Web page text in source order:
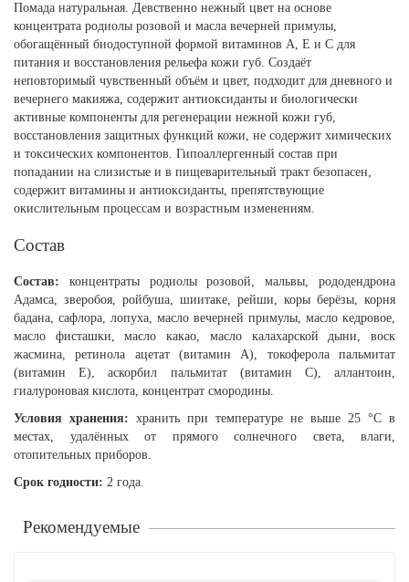
Помада натуральная. Девственно нежный цвет на основе
концентрата родиолы розовой и масла вечерней примулы,
обогащённый биодоступной формой витаминов А, Е и С для
питания и восстановления рельефа кожи губ. Создаёт
неповторимый чувственный объём и цвет, подходит для дневного и
вечернего макияжа, содержит антиоксиданты и биологически
активные компоненты для регенерации нежной кожи губ,
восстановления защитных функций кожи, не содержит химических
и токсических компонентов. Гипоаллергенный состав при
попадании на слизистые и в пищеварительный тракт безопасен,
содержит витамины и антиоксиданты, препятствующие
окислительным процессам и возрастным изменениям.
Состав
Состав: концентраты родиолы розовой, мальвы, рододендрона
Адамса, зверобоя, ройбуша, шиитаке, рейши, коры берёзы, корня
бадана, сафлора, лопуха, масло вечерней примулы, масло кедровое,
масло фисташки, масло какао, масло калахарской дыни, воск
жасмина, ретинола ацетат (витамин А), токоферола пальмитат
(витамин Е), аскорбил пальмитат (витамин С), аллантоин,
гиалуроновая кислота, концентрат смородины.
Условия хранения: хранить при температуре не выше 25 °С в
местах, удалённых от прямого солнечного света, влаги,
отопительных приборов.
Срок годности: 2 года.
Рекомендуемые